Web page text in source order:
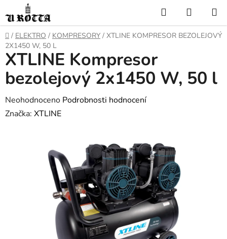
na
obsah
Hledat
KOŠÍK
DOMŮ
/ ELEKTRO / KOMPRESORY / XTLINE KOMPRESOR BEZOLEJOVÝ
2X1450 W, 50 L
XTLINE Kompresor
bezolejový 2x1450 W, 50 l
Průměrné
hodnocení
Neohodnoceno Podrobnosti hodnocení
Značka: XTLINE